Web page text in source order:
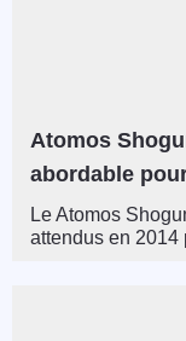
Atomos
abordable
Le Atomos
attendus en 2014